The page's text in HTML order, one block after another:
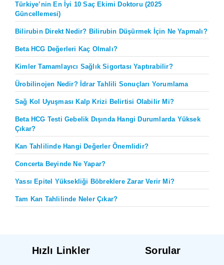
Türkiye’nin En İyi 10 Saç Ekimi Doktoru (2025
Güncellemesi)
Bilirubin Direkt Nedir? Bilirubin Düşürmek İçin Ne Yapmalı?
Beta HCG Değerleri Kaç Olmalı?
Kimler Tamamlayıcı Sağlık Sigortası Yaptırabilir?
Ürobilinojen Nedir? İdrar Tahlili Sonuçları Yorumlama
Sağ Kol Uyuşması Kalp Krizi Belirtisi Olabilir Mi?
Beta HCG Testi Gebelik Dışında Hangi Durumlarda Yüksek
Çıkar?
Kan Tahlilinde Hangi Değerler Önemlidir?
Concerta Beyinde Ne Yapar?
Yassı Epitel Yüksekliği Böbreklere Zarar Verir Mi?
Tam Kan Tahlilinde Neler Çıkar?
Hızlı Linkler Sorular